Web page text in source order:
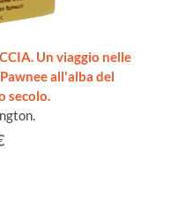
Un viaggio nelle
all'alba del
secolo.